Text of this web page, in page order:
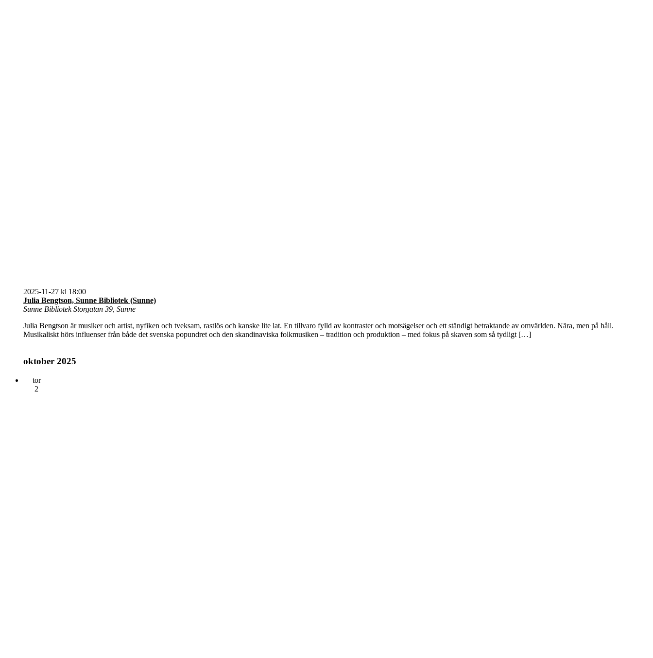
Julia Bengtson, Sunne Bibliotek (Sunne)
2025-11-27 kl 18:00
Sunne BibliotekStorgatan 39, Sunne
Julia Bengtson är musiker och artist, nyfiken och tveksam, rastlös och kanske lite lat. En tillvaro fylld av kontraster och motsägelser och ett ständigt betraktande av omvärlden. Nära, men på håll.
Musikaliskt hörs influenser från både det svenska popundret och den skandinaviska folkmusiken – tradition och produktion – med fokus på skaven som så tydligt […]
oktober 2025
tor
2